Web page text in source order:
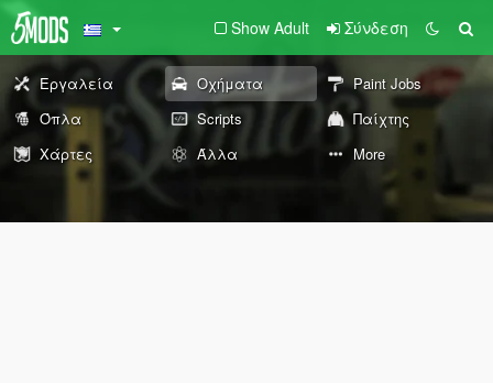
Show Adult Σύνδεση
Εργαλεία Οχήματα
Paint Jobs
Όπλα
Scripts
Παίχτης
Χάρτες
Άλλα More